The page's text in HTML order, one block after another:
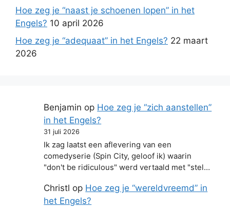
Hoe zeg je “naast je schoenen lopen” in het
Engels? 10 april 2026
Hoe zeg je “adequaat” in het Engels? 22 maart
2026
Benjamin op Hoe zeg je “zich aanstellen”
in het Engels?
31 juli 2026
Ik zag laatst een aflevering van een
comedyserie (Spin City, geloof ik) waarin
"don't be ridiculous" werd vertaald met "stel…
Christl op Hoe zeg je “wereldvreemd” in
het Engels?